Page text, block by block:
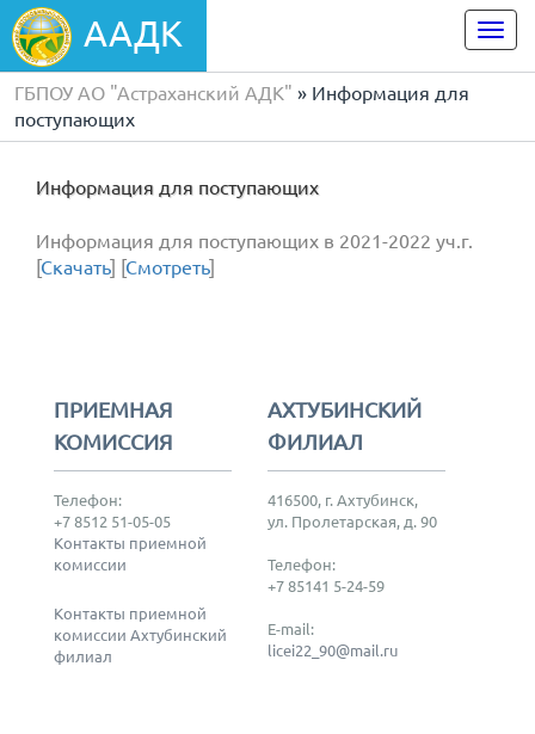
ААДК
ГБПОУ АО "Астраханский АДК" » Информация для
поступающих
Информация для поступающих
Информация для поступающих в 2021-2022 уч.г.
[Скачать] [Смотреть]
ПРИЕМНАЯ
КОМИССИЯ
Телефон:
+7 8512 51-05-05
Контакты приемной
комиссии
Контакты приемной
комиссии Ахтубинский
филиал
АХТУБИНСКИЙ
ФИЛИАЛ
416500, г. Ахтубинск,
ул. Пролетарская, д. 90
Телефон:
+7 85141 5-24-59
E-mail:
licei22_90@mail.ru